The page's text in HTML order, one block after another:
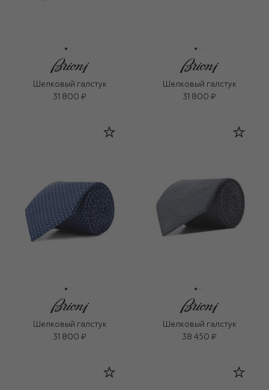
Шелковый галстук
31 800 ₽
Шелковый галстук
31 800 ₽
Шелковый галстук
31 800 ₽
Шелковый галстук
38 450 ₽